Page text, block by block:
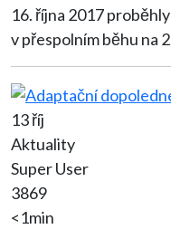
16. října 2017
v přespolním běhu na
13 říj
Aktuality
Super User
3869
<1min